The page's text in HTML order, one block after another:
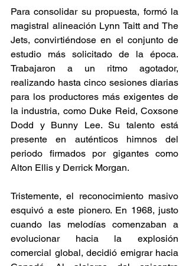
Para consolidar su propuesta, formó la
magistral alineación Lynn Taitt and The
Jets, convirtiéndose en el conjunto de
estudio más solicitado de la época.
Trabajaron a un ritmo agotador,
realizando hasta cinco sesiones diarias
para los productores más exigentes de
la industria, como Duke Reid, Coxsone
Dodd y Bunny Lee. Su talento está
presente en auténticos himnos del
periodo firmados por gigantes como
Alton Ellis y Derrick Morgan.
Tristemente, el reconocimiento masivo
esquivó a este pionero. En 1968, justo
cuando las melodías comenzaban a
evolucionar hacia la explosión
comercial global, decidió emigrar hacia